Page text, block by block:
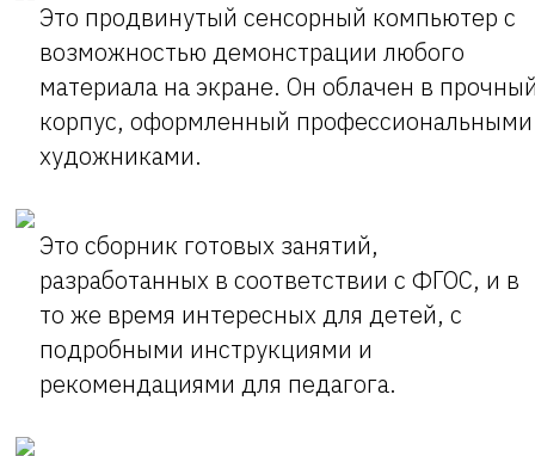
Это продвинутый сенсорный компьютер с
возможностью демонстрации любого
материала на экране. Он облачен в
корпус, оформленный профессиональными
художниками.
Это сборник готовых занятий,
разработанных в соответствии с ФГОС, и в
то же время интересных для детей, с
подробными инструкциями и
рекомендациями для педагога.